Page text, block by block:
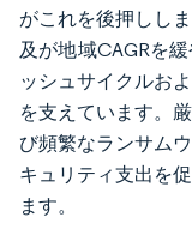
がこれを後押しし
及が地域CAGRを
ッシュサイクルお
を支えています。
び頻繁なランサム
キュリティ支出を
ます。